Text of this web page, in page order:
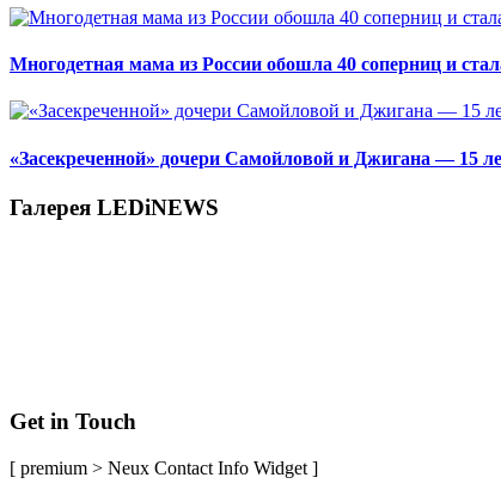
Многодетная мама из России обошла 40 соперниц и
«Засекреченной» дочери Самойловой и Джигана — 15
Галерея LEDiNEWS
Get in Touch
[ premium > Neux Contact Info Widget ]